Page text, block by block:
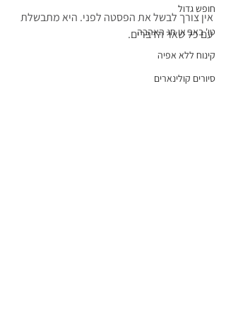
חופש גדול
טו' באב או חג האהבה
קינוח ללא אפיה
סיורים קולינארים
אין צורך לבשל את הפסטה לפני. היא מתבשלת
עם כל שאר הדברים.